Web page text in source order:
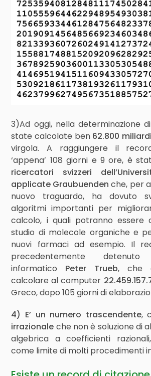
3)Ad oggi, nella determinazione
state calcolate ben 62.800 miliardi
virgola. A raggiungere il
‘appena’ 108 giorni e 9 ore, è
ricercatori svizzeri
applicate Graubuenden che, per
nuovo traguardo, ha dovuto
algoritmi importanti per
calcolo, i quali potranno essere
studio di molecole organiche e
nuovi farmaci ad esempio. Il
precedentemente detenuto
informatico Peter Trueb, che
calcolare al computer
Greco, dopo 105 giorni di
4) E’ un numero trascendente,
irrazionale che non è soluzione di
algebrica a coefficienti
come limite di molti procedimenti